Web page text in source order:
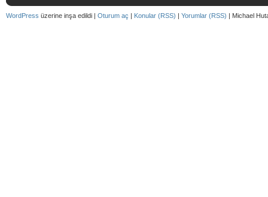
WordPress üzerine inşa edildi | Oturum aç | Konular (RSS) | Yorumlar (RSS) | Michael